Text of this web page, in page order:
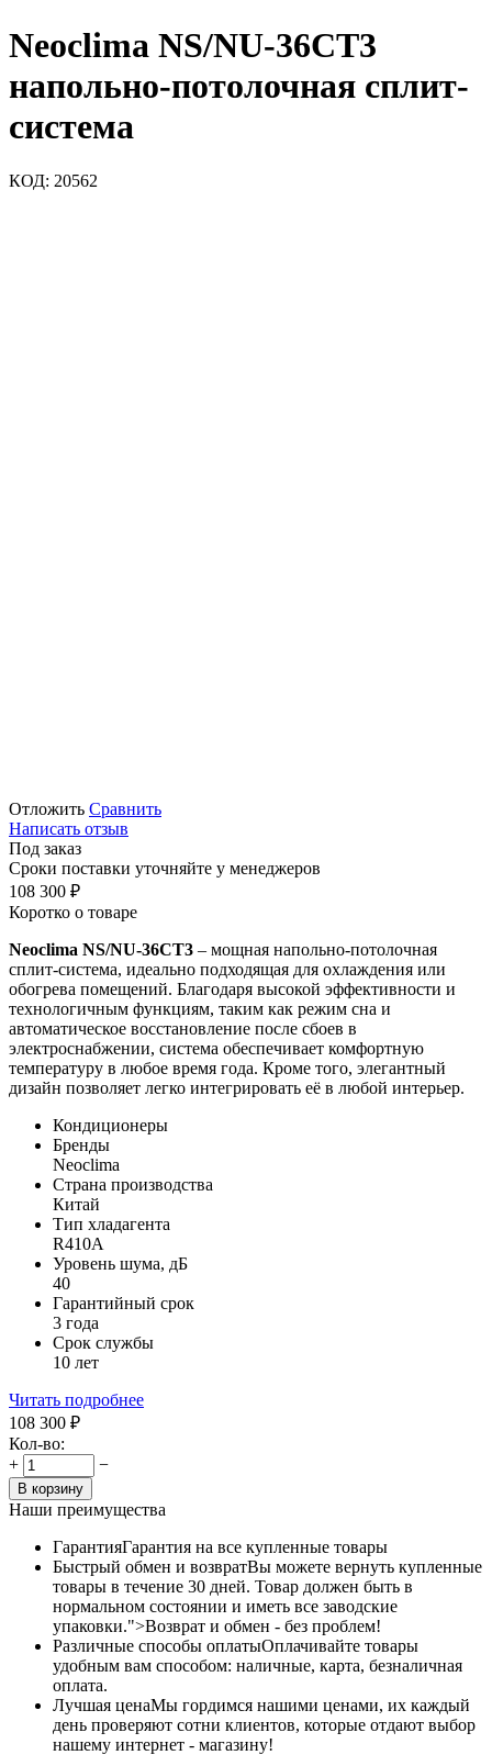
Neoclima NS/NU-36CT3
напольно-потолочная сплит-
система
КОД: 20562
Отложить Сравнить
Написать отзыв
Под заказ
Сроки поставки уточняйте у менеджеров
108 300 ₽
Коротко о товаре
Neoclima NS/NU-36CT3 – мощная напольно-потолочная
сплит-система, идеально подходящая для охлаждения или
обогрева помещений. Благодаря высокой эффективности и
технологичным функциям, таким как режим сна и
автоматическое восстановление после сбоев в
электроснабжении, система обеспечивает комфортную
температуру в любое время года. Кроме того, элегантный
дизайн позволяет легко интегрировать её в любой интерьер.
Кондиционеры
Бренды
Neoclima
Страна производства
Китай
Тип хладагента
R410A
Уровень шума, дБ
40
Гарантийный срок
3 года
Срок службы
10 лет
Читать подробнее
108 300 ₽
Кол-во:
+
−
В корзину
Наши преимущества
ГарантияГарантия на все купленные товары
Быстрый обмен и возвратВы можете вернуть купленные
товары в течение 30 дней. Товар должен быть в
нормальном состоянии и иметь все заводские
упаковки.">Возврат и обмен - без проблем!
Различные способы оплатыОплачивайте товары
удобным вам способом: наличные, карта, безналичная
оплата.
Лучшая ценаМы гордимся нашими ценами, их каждый
день проверяют сотни клиентов, которые отдают выбор
нашему интернет - магазину!